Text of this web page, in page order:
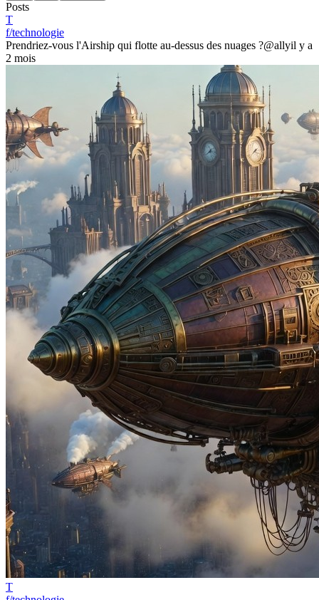
Posts
T
f/technologie
Prendriez-vous l'Airship qui flotte au-dessus des nuages ?@allyil y a
2 mois
T